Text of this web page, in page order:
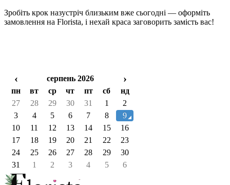
Зробіть крок назустріч близьким вже сьогодні — оформіть
замовлення на Florista, і нехай краса заговорить замість вас!
‹ серпень 2026 ›
пн вт ср чт пт сб
нд
27
28 29 30 31 1
2
3
4 5 6 7 8
9
10
11 12 13 14 15
16
17
18 19 20 21 22
23
24
25 26 27 28 29
30
31
1 2 3 4 5 6